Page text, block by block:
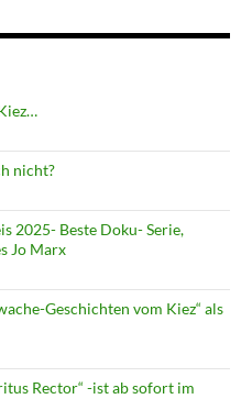
nicht?
2025- Beste Doku- Serie,
Jo Marx
Geschichten vom Kiez“ als
Rector“ -ist ab sofort im